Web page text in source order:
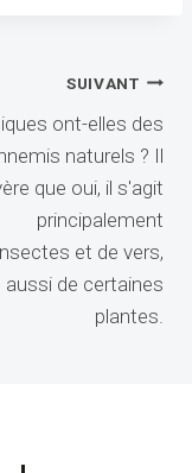
SUIVANT
ont-elles des
naturels ? Il
que oui, il s'agit
principalement
et de vers,
aussi de certaines
plantes.